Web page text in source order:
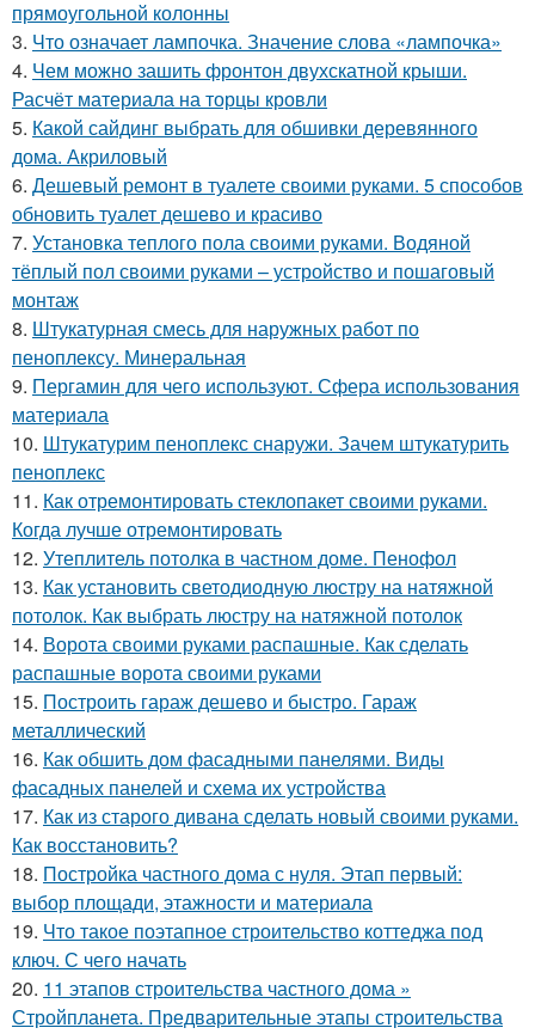
прямоугольной колонны
3. Что означает лампочка. Значение слова «лампочка»
4. Чем можно зашить фронтон двухскатной крыши.
Расчёт материала на торцы кровли
5. Какой сайдинг выбрать для обшивки деревянного
дома. Акриловый
6. Дешевый ремонт в туалете своими руками. 5 способов
обновить туалет дешево и красиво
7. Установка теплого пола своими руками. Водяной
тёплый пол своими руками – устройство и пошаговый
монтаж
8. Штукатурная смесь для наружных работ по
пеноплексу. Минеральная
9. Пергамин для чего используют. Сфера использования
материала
10. Штукатурим пеноплекс снаружи. Зачем штукатурить
пеноплекс
11. Как отремонтировать стеклопакет своими руками.
Когда лучше отремонтировать
12. Утеплитель потолка в частном доме. Пенофол
13. Как установить светодиодную люстру на натяжной
потолок. Как выбрать люстру на натяжной потолок
14. Ворота своими руками распашные. Как сделать
распашные ворота своими руками
15. Построить гараж дешево и быстро. Гараж
металлический
16. Как обшить дом фасадными панелями. Виды
фасадных панелей и схема их устройства
17. Как из старого дивана сделать новый своими руками.
Как восстановить?
18. Постройка частного дома с нуля. Этап первый:
выбор площади, этажности и материала
19. Что такое поэтапное строительство коттеджа под
ключ. С чего начать
20. 11 этапов строительства частного дома »
Стройпланета. Предварительные этапы строительства